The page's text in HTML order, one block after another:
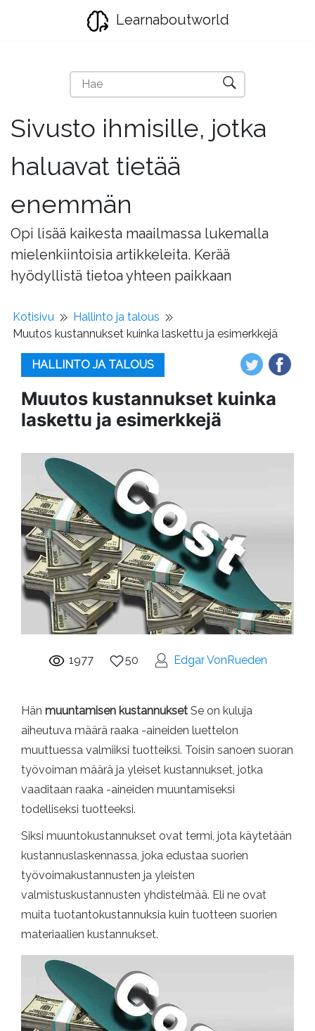
Learnaboutworld
Sivusto ihmisille, jotka
haluavat tietää
enemmän
Opi lisää kaikesta maailmassa lukemalla
mielenkiintoisia artikkeleita. Kerää
hyödyllistä tietoa yhteen paikkaan
Kotisivu
Hallinto ja talous
Muutos kustannukset kuinka laskettu ja esimerkkejä
HALLINTO JA TALOUS
Muutos kustannukset kuinka
laskettu ja esimerkkejä
1977 50 Edgar VonRueden
Hän muuntamisen kustannukset Se on kuluja
aiheutuva määrä raaka -aineiden luettelon
muuttuessa valmiiksi tuotteiksi. Toisin sanoen suoran
työvoiman määrä ja yleiset kustannukset, jotka
vaaditaan raaka -aineiden muuntamiseksi
todelliseksi tuotteeksi.
Siksi muuntokustannukset ovat termi, jota käytetään
kustannuslaskennassa, joka edustaa suorien
työvoimakustannusten ja yleisten
valmistuskustannusten yhdistelmää. Eli ne ovat
muita tuotantokustannuksia kuin tuotteen suorien
materiaalien kustannukset.